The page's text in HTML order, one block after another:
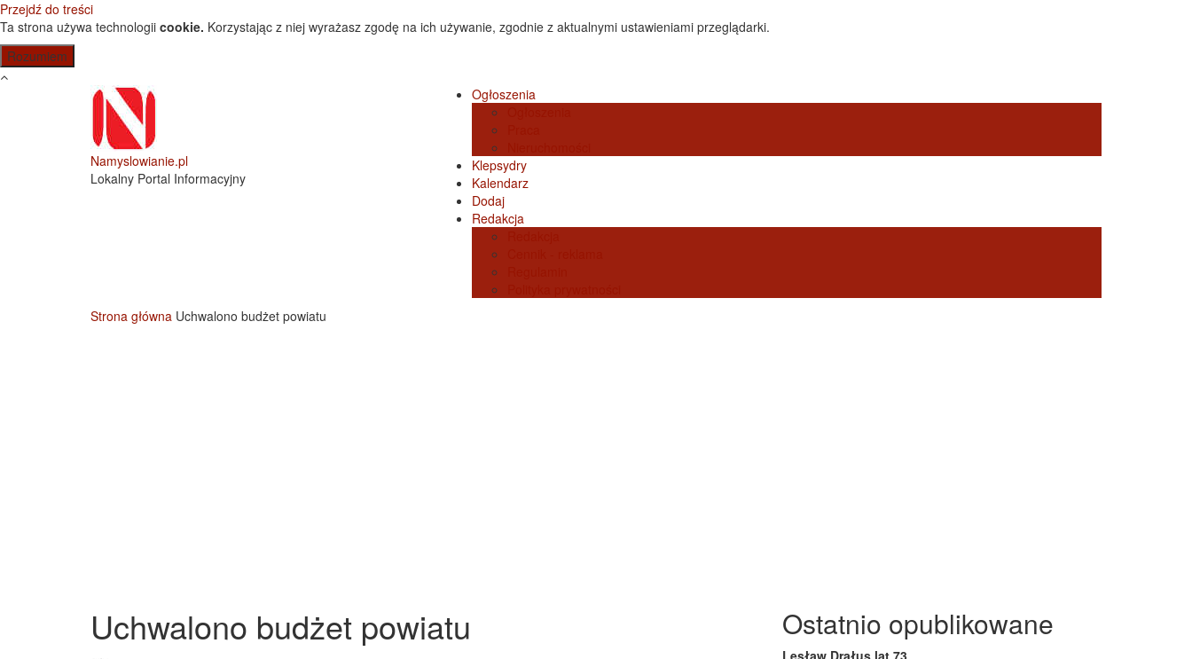
Przejdź do treści
Ta strona używa technologii cookie. Korzystając z niej wyrażasz zgodę na ich używanie, zgodnie z aktualnymi ustawieniami przeglądarki.
Namyslowianie.pl
Lokalny Portal Informacyjny
Ogłoszenia
Klepsydry
Kalendarz
Dodaj
Redakcja
Strona główna Uchwalono budżet powiatu
Uchwalono budżet powiatu Ostatnio opublikowane
Lesław Drałus lat 73